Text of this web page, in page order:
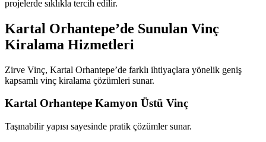
projelerde sıklıkla tercih edilir.
Kartal Orhantepe’de Sunulan Vinç
Kiralama Hizmetleri
Zirve Vinç, Kartal Orhantepe’de farklı ihtiyaçlara yönelik geniş
kapsamlı vinç kiralama çözümleri sunar.
Kartal Orhantepe Kamyon Üstü Vinç
Taşınabilir yapısı sayesinde pratik çözümler sunar.